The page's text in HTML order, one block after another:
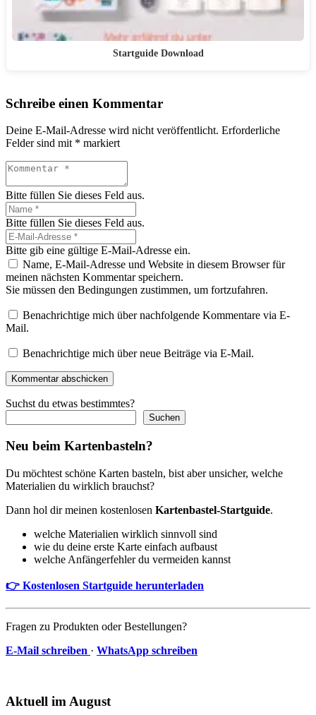
Startguide Download
Schreibe einen Kommentar
Deine E-Mail-Adresse wird nicht veröffentlicht. Erforderliche
Felder sind mit * markiert
Bitte füllen Sie dieses Feld aus.
Bitte füllen Sie dieses Feld aus.
Bitte gib eine gültige E-Mail-Adresse ein.
Name, E-Mail-Adresse und Website in diesem Browser für
meinen nächsten Kommentar speichern.
Sie müssen den Bedingungen zustimmen, um fortzufahren.
Benachrichtige mich über nachfolgende Kommentare via E-
Mail.
Benachrichtige mich über neue Beiträge via E-Mail.
Kommentar abschicken
Suchst du etwas bestimmtes?
Suchen
Neu beim Kartenbasteln?
Du möchtest schöne Karten basteln, bist aber unsicher, welche
Materialien du wirklich brauchst?
Dann hol dir meinen kostenlosen Kartenbastel-Startguide.
welche Materialien wirklich sinnvoll sind
wie du deine erste Karte einfach aufbaust
welche Anfängerfehler du vermeiden kannst
👉 Kostenlosen Startguide herunterladen
Fragen zu Produkten oder Bestellungen?
E-Mail schreiben · WhatsApp schreiben
Aktuell im August